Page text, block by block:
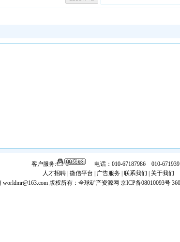
客户服务:
电话：010-67187986 010-
人才招聘 微信平台 广告服务 联系我们
关于我们
worldmr@163.com 版权所有：全球矿产资源网 京ICP备08010093号